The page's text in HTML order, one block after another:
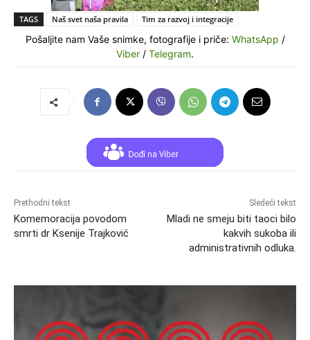
TAGS Naš svet naša pravila Tim za razvoj i integracije
Pošaljite nam Vaše snimke, fotografije i priče: WhatsApp /
Viber / Telegram.
Prethodni tekst
Komemoracija povodom
smrti dr Ksenije Trajković
Sledeći tekst
Mladi ne smeju biti taoci bilo
kakvih sukoba ili
administrativnih odluka.